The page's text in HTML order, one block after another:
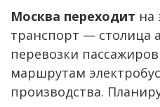
Москва переходит на
транспорт — столица
перевозки
маршрутам
производства.